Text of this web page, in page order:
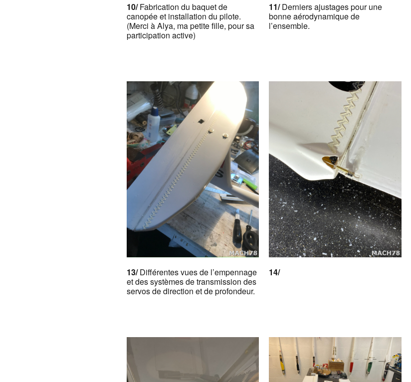
10/Fabrication du baquet de
canopée et installation du pilote.
(Merci à Alya, ma petite fille, pour sa
participation active)
11/Derniers ajustages pour une
bonne aérodynamique de
l’ensemble.
13/Différentes vues de l’empennage
et des systèmes de transmission des
servos de direction et de profondeur.
14/